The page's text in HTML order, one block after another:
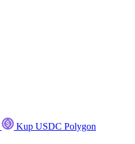
Kup USDC Polygon